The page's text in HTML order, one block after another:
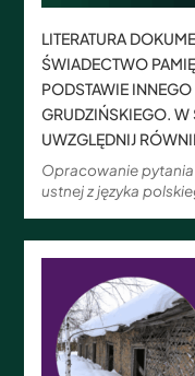
LITERATURA
ŚWIADECTWO
PODSTAWIE
GRUDZIŃSKIEGO. W
UWZGLĘDNIJ
Opracowanie
ustnej z języka